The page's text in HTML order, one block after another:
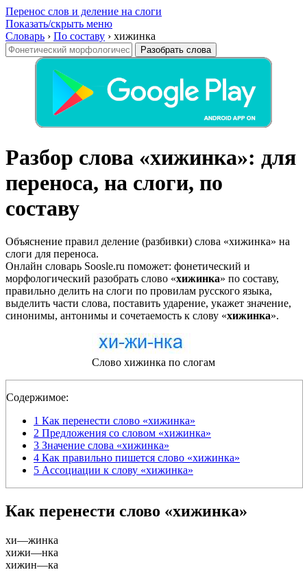
Перенос слов и деление на слоги
Показать/скрыть меню
Словарь › По составу › хижинка
Разобрать слова
Разбор слова «хижинка»: для
переноса, на слоги, по
составу
Объяснение правил деление (разбивки) слова «хижинка» на
слоги для переноса.
Онлайн словарь Soosle.ru поможет: фонетический и
морфологический разобрать слово «хижинка» по составу,
правильно делить на слоги по провилам русского языка,
выделить части слова, поставить ударение, укажет значение,
синонимы, антонимы и сочетаемость к слову «хижинка».
Слово хижинка по слогам
Содержимое:
1 Как перенести слово «хижинка»
2 Предложения со словом «хижинка»
3 Значение слова «хижинка»
4 Как правильно пишется слово «хижинка»
5 Ассоциации к слову «хижинка»
Как перенести слово «хижинка»
хи—жинка
хижи—нка
хижин—ка